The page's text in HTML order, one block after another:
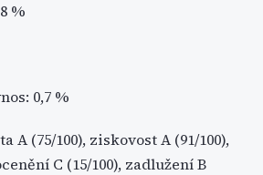
%
0,7 %
A (75/100), ziskovost A (91/100),
C (15/100), zadlužení B